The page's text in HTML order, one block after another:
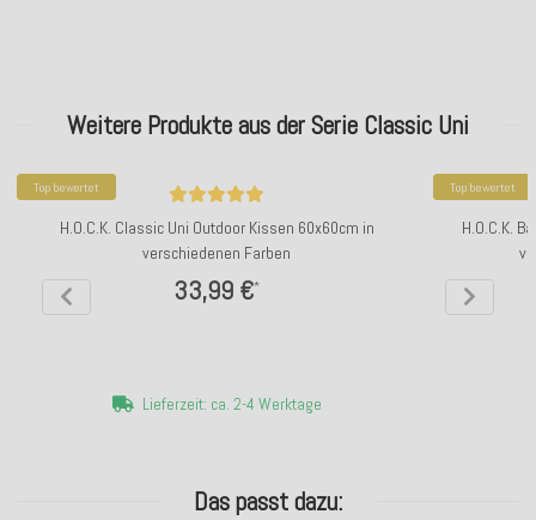
Weitere Produkte aus der Serie Classic Uni
Top bewertet
H.O.C.K. Classic Uni Outdoor Kissen 60x60cm in
verschiedenen Farben
33,99 €*
Lieferzeit: ca. 2-4 Werktage
Top bewertet
H.O.C.K.
Das passt dazu: